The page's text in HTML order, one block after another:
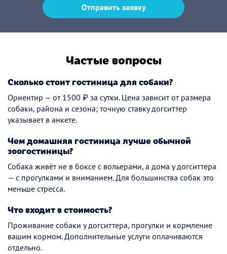
Отправить заявку
Частые вопросы
Сколько стоит гостиница для собаки?
Ориентир — от 1500 ₽ за сутки. Цена зависит от размера
собаки, района и сезона; точную ставку догситтер
указывает в анкете.
Чем домашняя гостиница лучше обычной
зоогостиницы?
Собака живёт не в боксе с вольерами, а дома у догситтера
— с прогулками и вниманием. Для большинства собак это
меньше стресса.
Что входит в стоимость?
Проживание собаки у догситтера, прогулки и кормление
вашим кормом. Дополнительные услуги оплачиваются
отдельно.